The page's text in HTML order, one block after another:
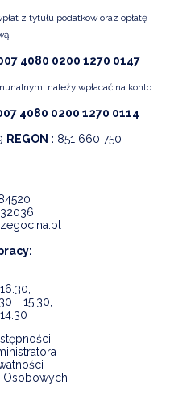
z tytułu podatków oraz opłatę
4080 0200 1270 0147
należy wpłacać na konto:
4080 0200 1270 0114
REGON : 851 660 750
- 15.30,
Osobowych